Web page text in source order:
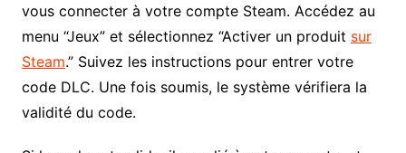
vous connecter à votre compte Steam. Accédez au
menu “Jeux” et sélectionnez “Activer un produit sur
Steam.” Suivez les instructions pour entrer votre
code DLC. Une fois soumis, le système vérifiera la
validité du code.